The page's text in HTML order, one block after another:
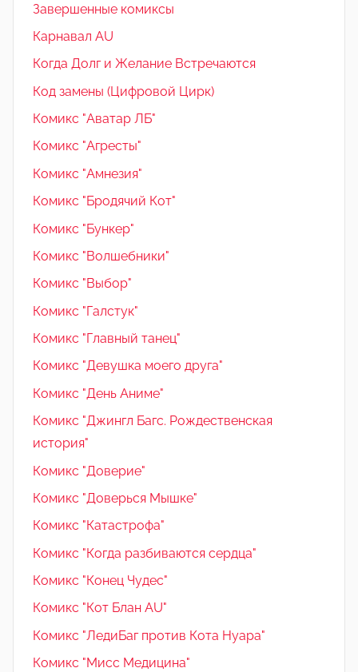
Завершенные комиксы
Карнавал AU
Когда Долг и Желание Встречаются
Код замены (Цифровой Цирк)
Комикс "Аватар ЛБ"
Комикс "Агресты"
Комикс "Амнезия"
Комикс "Бродячий Кот"
Комикс "Бункер"
Комикс "Волшебники"
Комикс "Выбор"
Комикс "Галстук"
Комикс "Главный танец"
Комикс "Девушка моего друга"
Комикс "День Аниме"
Комикс "Джингл Багс. Рождественская
история"
Комикс "Доверие"
Комикс "Доверься Мышке"
Комикс "Катастрофа"
Комикс "Когда разбиваются сердца"
Комикс "Конец Чудес"
Комикс "Кот Блан AU"
Комикс "ЛедиБаг против Кота Нуара"
Комикс "Мисс Медицина"